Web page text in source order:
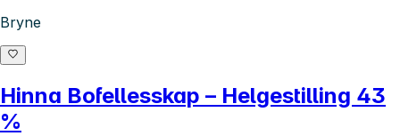
Bryne
Hinna Bofellesskap – Helgestilling 43
%